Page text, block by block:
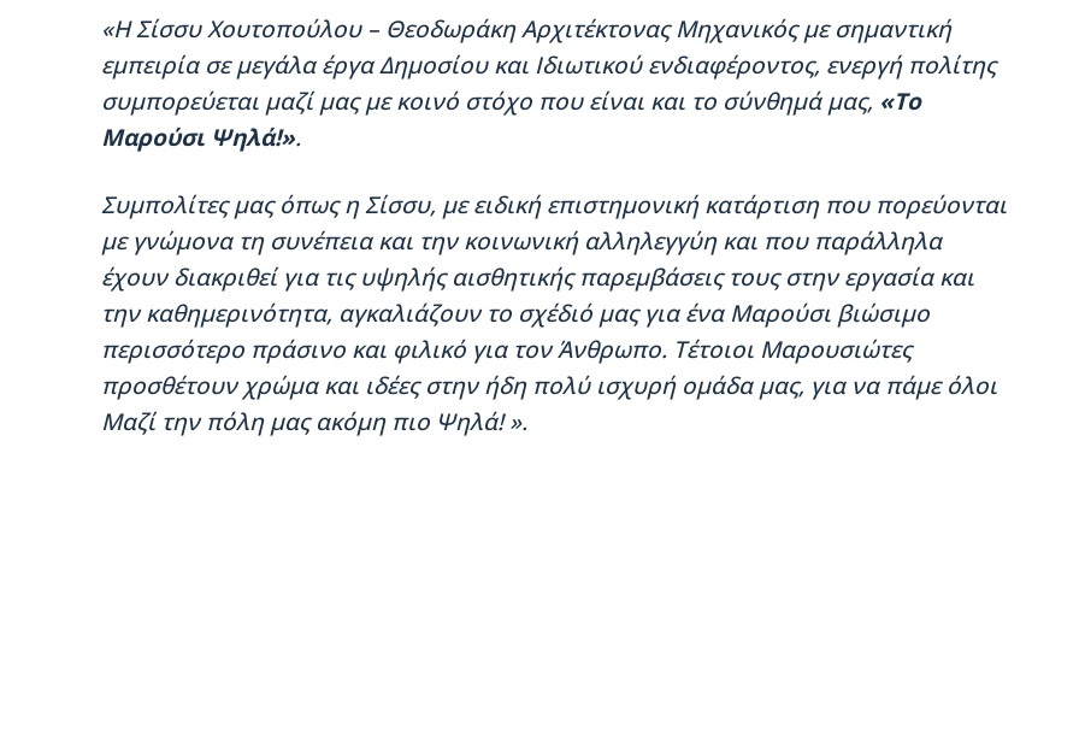
«Η Σίσσυ Χουτοπούλου – Θεοδωράκη Αρχιτέκτονας Μηχανικός με σημαντική
εμπειρία σε μεγάλα έργα Δημοσίου και Ιδιωτικού ενδιαφέροντος, ενεργή πολίτης
συμπορεύεται μαζί μας με κοινό στόχο που είναι και το σύνθημά μας, «Το
Μαρούσι Ψηλά!».
Συμπολίτες μας όπως η Σίσσυ, με ειδική επιστημονική κατάρτιση που πορεύονται
με γνώμονα τη συνέπεια και την κοινωνική αλληλεγγύη και που παράλληλα
έχουν διακριθεί για τις υψηλής αισθητικής παρεμβάσεις τους στην εργασία και
την καθημερινότητα, αγκαλιάζουν το σχέδιό μας για ένα Μαρούσι βιώσιμο
περισσότερο πράσινο και φιλικό για τον Άνθρωπο. Τέτοιοι Μαρουσιώτες
προσθέτουν χρώμα και ιδέες στην ήδη πολύ ισχυρή ομάδα μας, για να πάμε όλοι
Μαζί την πόλη μας ακόμη πιο Ψηλά!».